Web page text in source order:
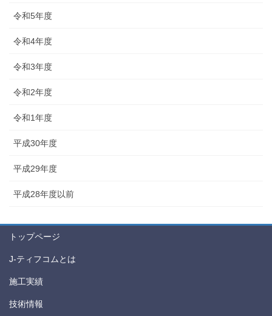
令和5年度
令和4年度
令和3年度
令和2年度
令和1年度
平成30年度
平成29年度
平成28年度以前
トップページ
J-ティフコムとは
施工実績
技術情報